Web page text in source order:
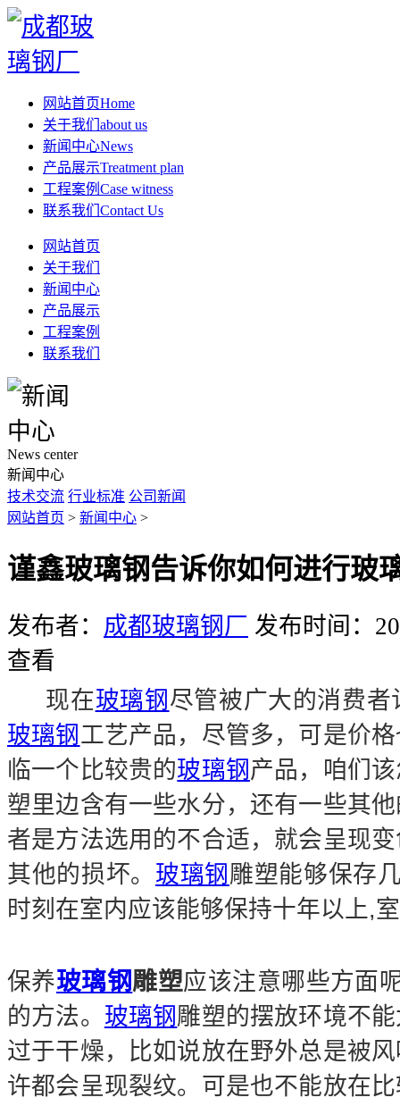
网站首页Home
关于我们 about us
新闻中心News
产品展示Treatment plan
工程案例 Case witness
联系我们 Contact Us
网站首页
关于我们
新闻中心
产品展示
工程案例
联系我们
News center
新闻中心
技术交流 行业标准 公司新闻
网站首页 > 新闻中心 >
谨鑫玻璃钢告诉你如何进行玻
发布者： 成都玻璃钢厂 发布时间：
查看
现在玻璃钢 尽管被广大的消费
玻璃钢 工艺产品，尽管多，可是价
临一个比较贵的玻璃钢 产品，咱们
塑里边含有一些水分，还有一些其
者是方法选用的不合适，就会呈现
其他的损坏。 玻璃钢 雕塑能够保存
时刻在室内应该能够保持十年以上,
保养玻璃钢雕塑应该注意哪些方面
的方法。 玻璃钢 雕塑的摆放环境不
过于干燥，比如说放在野外总是被
许都会呈现裂纹。可是也不能放在